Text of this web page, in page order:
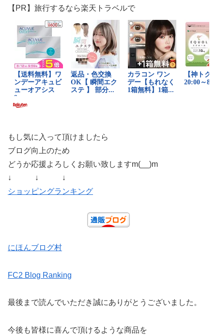
【PR】旅行するなら楽天トラベルで
もし気に入って頂けましたら
ブログ向上のため
どうか応援よろしくお願い致しますm(__)m
↓ ↓ ↓
ショッピングランキング
にほんブログ村
FC2 Blog Ranking
最後まで読んでいただき誠にありがとうございました。
今後も皆様に喜んで頂けるような商品を